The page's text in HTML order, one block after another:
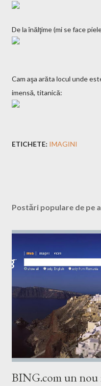
De la înălţime (mi se face
Cam aşa arăta locul unde
imensă, titanică:
ETICHETE: IMAGINI
Postări populare de pe
BING.com un nou